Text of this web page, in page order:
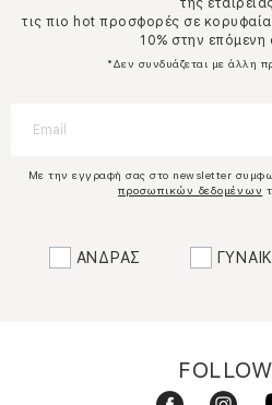
τις πιο hot προσφορές σε
10% στην
*Δεν συνδυάζεται με άλλη
Με την εγγραφή σας στο newsletter
προσωπικών δεδομένων
ΑΝΔΡΑΣ